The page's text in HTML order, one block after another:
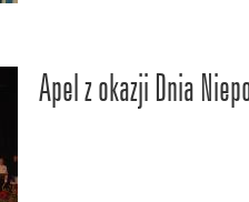
Apel z okazji Dnia